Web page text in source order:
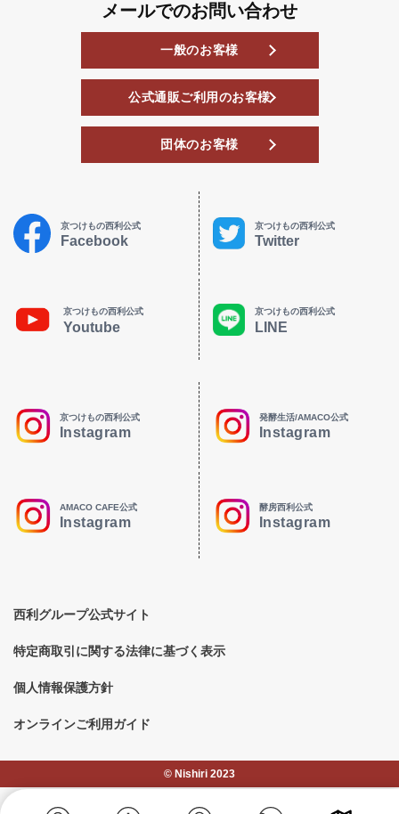
メールでのお問い合わせ
一般のお客様
公式通販ご利用のお客様
団体のお客様
京つけもの西利公式
Facebook
京つけもの西利公式
Twitter
京つけもの西利公式
Youtube
京つけもの西利公式
LINE
京つけもの西利公式
Instagram
発酵生活/AMACO公式
Instagram
AMACO CAFE公式
Instagram
酵房西利公式
Instagram
西利グループ公式サイト
特定商取引に関する法律に基づく表示
個人情報保護方針
オンラインご利用ガイド
©︎ Nishiri 2023